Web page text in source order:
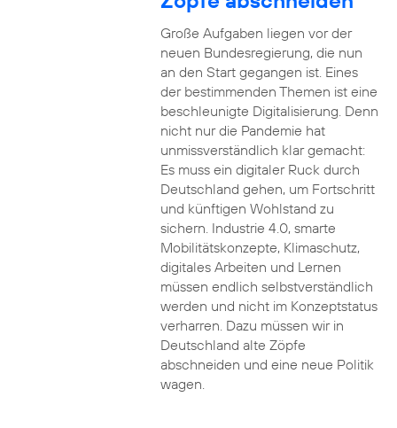
Große Aufgaben liegen vor der
neuen Bundesregierung, die nun
an den Start gegangen ist. Eines
der bestimmenden Themen ist eine
beschleunigte Digitalisierung. Denn
nicht nur die Pandemie hat
unmissverständlich klar gemacht:
Es muss ein digitaler Ruck durch
Deutschland gehen, um Fortschritt
und künftigen Wohlstand zu
sichern. Industrie 4.0, smarte
Mobilitätskonzepte, Klimaschutz,
digitales Arbeiten und Lernen
müssen endlich selbstverständlich
werden und nicht im Konzeptstatus
verharren. Dazu müssen wir in
Deutschland alte Zöpfe
abschneiden und eine neue Politik
wagen.